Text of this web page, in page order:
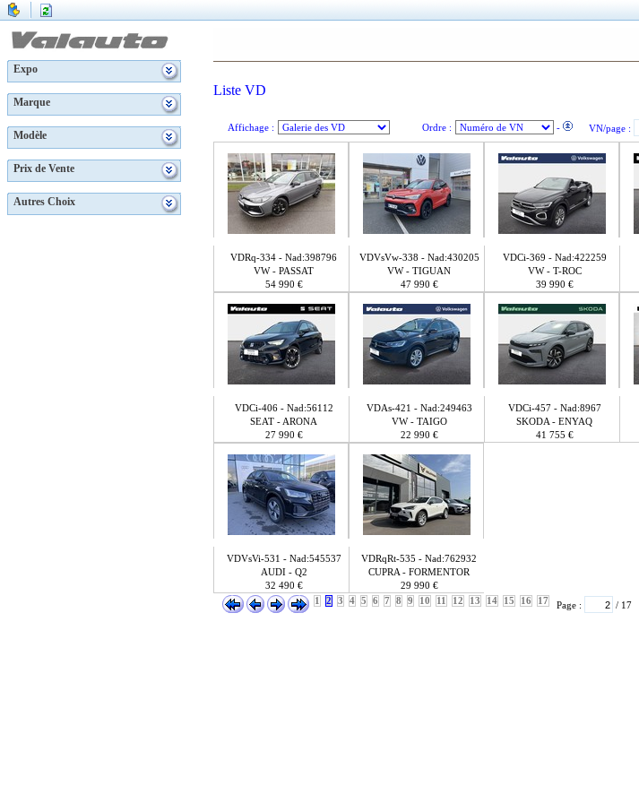
Expo
Marque
Modèle
Prix de Vente
Autres Choix
Liste VD
Affichage : Ordre : - VN/page :
VDRq-334 - Nad:398796
VW - PASSAT
54 990 €
VDVsVw-338 - Nad:430205
VW - TIGUAN
47 990 €
VDCi-369 - Nad:422259
VW - T-ROC
39 990 €
VDCi-406 - Nad:56112
SEAT - ARONA
27 990 €
VDAs-421 - Nad:249463
VW - TAIGO
22 990 €
VDCi-457 - Nad:8967
SKODA - ENYAQ
41 755 €
VDVsVi-531 - Nad:545537
AUDI - Q2
32 490 €
VDRqRt-535 - Nad:762932
CUPRA - FORMENTOR
29 990 €
1 2 3 4 5 6 7 8 9 10 11 12 13 14 15 16 17 Page : / 17